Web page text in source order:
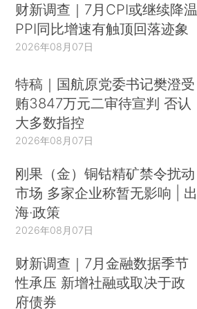
财新调查｜7月CPI或继续降温
PPI同比增速有触顶回落迹象
2026年08月07日
特稿｜国航原党委书记樊澄受
贿3847万元二审待宣判 否认
大多数指控
2026年08月07日
刚果（金）铜钴精矿禁令扰动
市场 多家企业称暂无影响 | 出
海·政策
2026年08月07日
财新调查｜7月金融数据季节
性承压 新增社融或取决于政
府债券